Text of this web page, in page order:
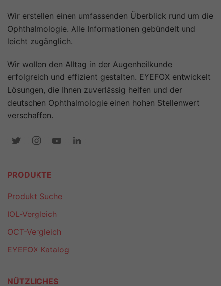
Wir erstellen einen umfassenden Überblick rund um die
Ophthalmologie. Alle Informationen gebündelt und
leicht zugänglich.
Wir wollen den Alltag in der Augenheilkunde
erfolgreich und effizient gestalten. EYEFOX entwickelt
Lösungen, die Ihnen zuverlässig helfen und der
deutschen Ophthalmologie einen hohen Stellenwert
verschaffen.
PRODUKTE
Produkt Suche
IOL-Vergleich
OCT-Vergleich
EYEFOX Katalog
NÜTZLICHES